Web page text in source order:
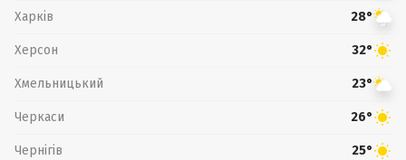
Харків 28°
Херсон 32°
Хмельницький 23°
Черкаси 26°
Чернігів 25°